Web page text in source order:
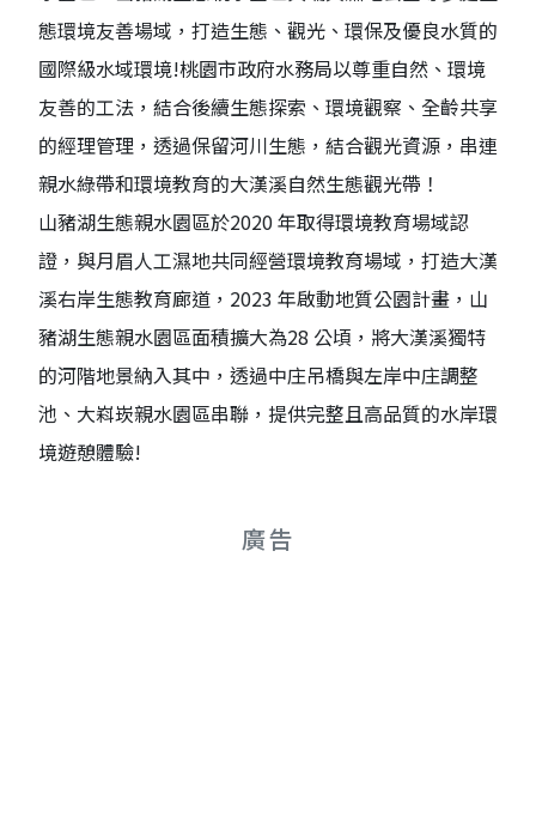
態環境友善場域，打造生態、觀光、環保及優良水質的
國際級水域環境!桃園市政府水務局以尊重自然、環境
友善的工法，結合後續生態探索、環境觀察、全齡共享
的經理管理，透過保留河川生態，結合觀光資源，串連
親水綠帶和環境教育的大漢溪自然生態觀光帶！
山豬湖生態親水園區於2020 年取得環境教育場域認
證，與月眉人工濕地共同經營環境教育場域，打造大漢
溪右岸生態教育廊道，2023 年啟動地質公園計畫，山
豬湖生態親水園區面積擴大為28 公頃，將大漢溪獨特
的河階地景納入其中，透過中庄吊橋與左岸中庄調整
池、大嵙崁親水園區串聯，提供完整且高品質的水岸環
境遊憩體驗!
廣告